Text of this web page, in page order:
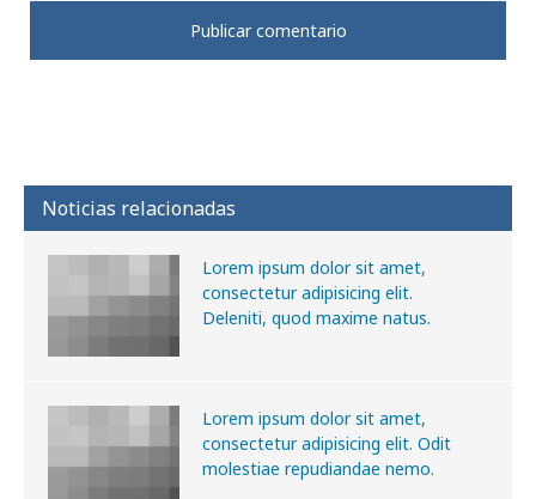
Noticias relacionadas
Lorem ipsum dolor sit amet,
consectetur adipisicing elit.
Deleniti, quod maxime natus.
Lorem ipsum dolor sit amet,
consectetur adipisicing elit. Odit
molestiae repudiandae nemo.